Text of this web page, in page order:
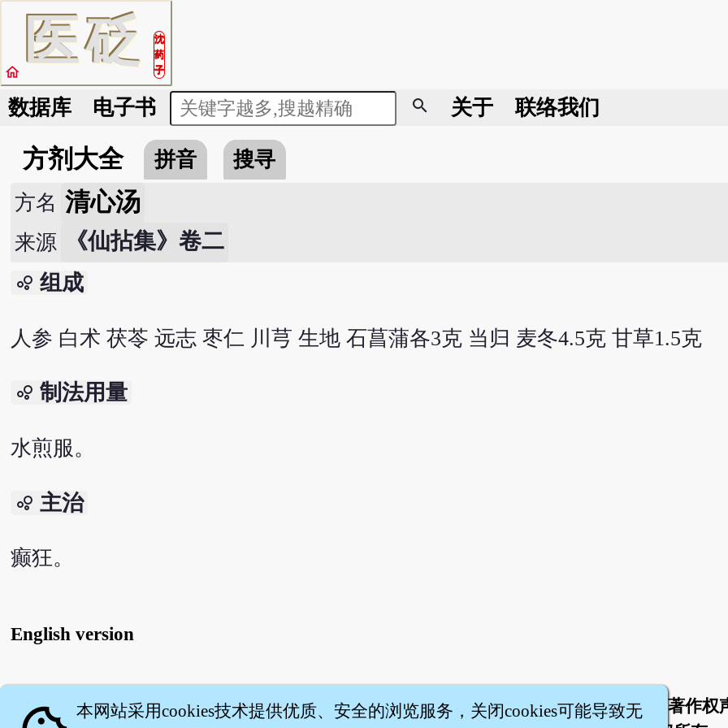
医砭
沈
药
子
home
数据库 电子书 search 关于 联络我们
方剂大全 拼音
搜寻
方名 清心汤
来源 《仙拈集》卷二
bubble_chart 组成
人参 白术 茯苓 远志 枣仁 川芎 生地 石菖蒲各3克 当归 麦冬4.5克 甘草1.5克
bubble_chart 制法用量
水煎服。
bubble_chart 主治
癫狂。
English version
关于 | 联络我们 服务条款 隐私权条款
著作权
本网站采用cookies技术提供优质、安全的浏览服务，关闭cookies可能导致无